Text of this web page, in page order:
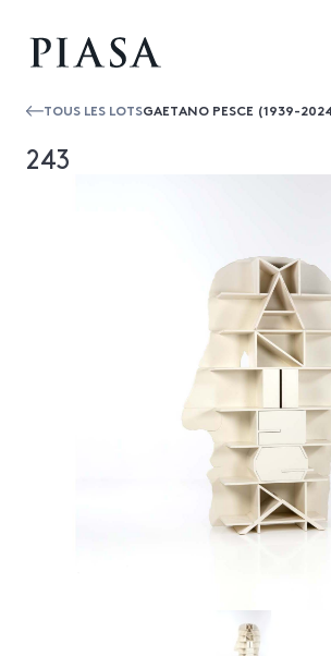
TOUS LES LOTSGAETANO PESCE (1939-
243